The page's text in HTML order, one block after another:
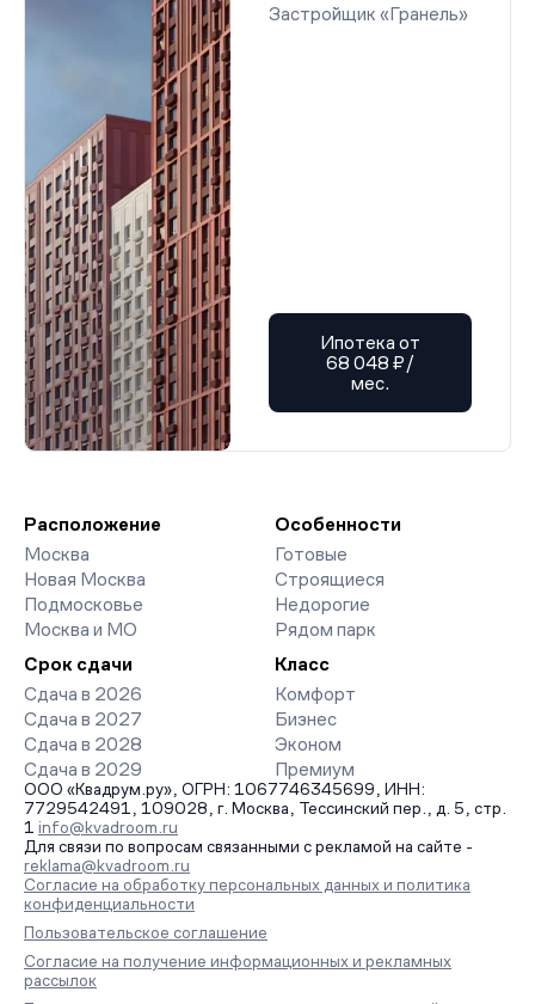
Застройщик «Гранель»
Ипотека от
68 048 ₽/
мес.
Расположение
Москва
Новая Москва
Подмосковье
Москва и МО
Особенности
Готовые
Строящиеся
Недорогие
Рядом парк
Срок сдачи
Сдача в 2026
Сдача в 2027
Сдача в 2028
Сдача в 2029
Класс
Комфорт
Бизнес
Эконом
Премиум
ООО «Квадрум.ру», ОГРН: 1067746345699, ИНН:
7729542491, 109028, г. Москва, Тессинский пер., д. 5, стр.
1 info@kvadroom.ru
Для связи по вопросам связанными с рекламой на сайте -
reklama@kvadroom.ru
Согласие на обработку персональных данных и политика
конфиденциальности
Пользовательское соглашение
Согласие на получение информационных и рекламных
рассылок